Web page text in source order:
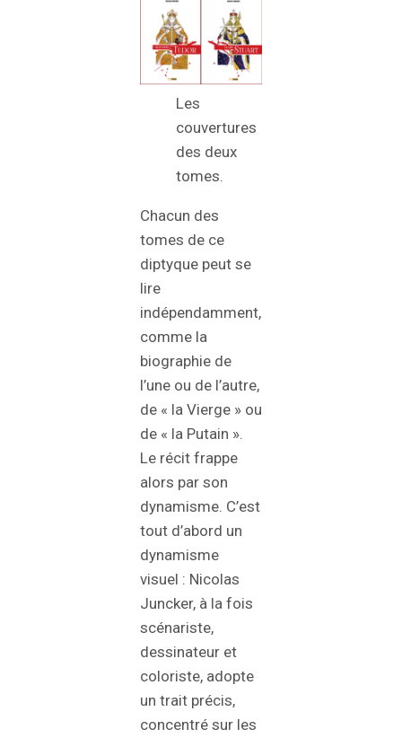
Les
couvertures
des deux
tomes.
Chacun des
tomes de ce
diptyque peut se
lire
indépendamment,
comme la
biographie de
l’une ou de l’autre,
de « la Vierge » ou
de « la Putain ».
Le récit frappe
alors par son
dynamisme. C’est
tout d’abord un
dynamisme
visuel : Nicolas
Juncker, à la fois
scénariste,
dessinateur et
coloriste, adopte
un trait précis,
concentré sur les